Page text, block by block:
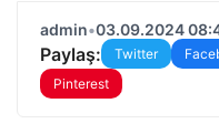
admin•03.09.2024
Paylaş: Twitter
Pinterest